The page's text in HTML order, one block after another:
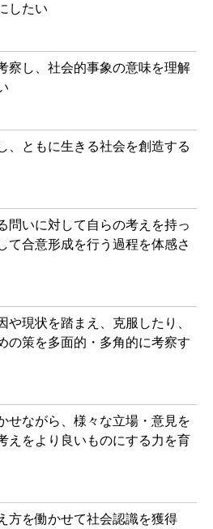
したい
察し、社会的事象の意味を理解
、ともに生きる社会を創造する
問いに対して自らの考えを持っ
て合意形成を行う過程を体感さ
や現状を踏まえ、克服したり、
の策を多面的・多角的に考察す
せながら、様々な立場・意見を
えをより良いものにする力を育
方を働かせて社会認識を獲得